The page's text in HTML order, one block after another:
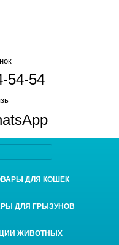
54-54
ДЛЯ КОШЕК
ДЛЯ ГРЫЗУНОВ
ЖИВОТНЫХ